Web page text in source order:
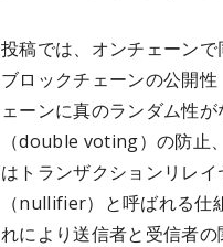
投稿では、オンチェーンで
ブロックチェーンの公開
ェーンに真のランダム性
（double voting）の防止
はトランザクションリレ
（nullifier）と呼ばれる仕
れにより送信者と受信者